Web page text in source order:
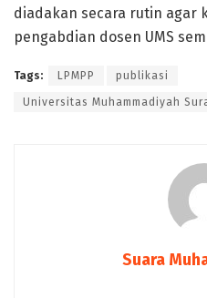
diadakan secara rutin agar
pengabdian dosen UMS
Tags: LPMPP publikasi
Universitas Muhammadiyah
Suara